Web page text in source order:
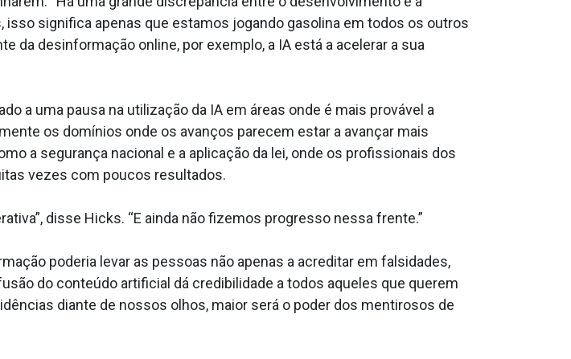
isso significa apenas que estamos jogando gasolina em todos os outros
da desinformação online, por exemplo, a IA está a acelerar a sua
a uma pausa na utilização da IA em áreas onde é mais provável a
os domínios onde os avanços parecem estar a avançar mais
a segurança nacional e a aplicação da lei, onde os profissionais dos
vezes com poucos resultados.
disse Hicks. “E ainda não fizemos progresso nessa frente.”
poderia levar as pessoas não apenas a acreditar em falsidades,
do conteúdo artificial dá credibilidade a todos aqueles que querem
diante de nossos olhos, maior será o poder dos mentirosos de